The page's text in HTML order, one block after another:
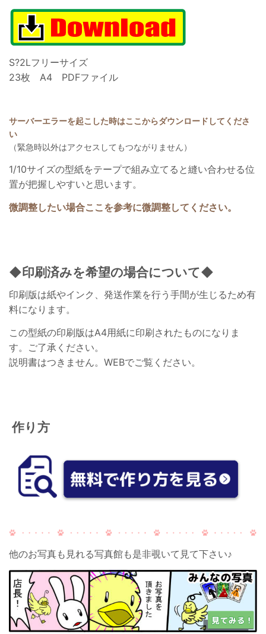
S?2Lフリーサイズ
23枚 A4 PDFファイル
サーバーエラーを起こした時はここからダウンロードしてくださ
い
（緊急時以外はアクセスしてもつながりません）
1/10サイズの型紙をテープで組み立てると縫い合わせる位
置が把握しやすいと思います。
微調整したい場合ここを参考に微調整してください。
◆印刷済みを希望の場合について◆
印刷版は紙やインク、発送作業を行う手間が生じるため有
料になります。
この型紙の印刷版はA4用紙に印刷されたものになりま
す。 ご了承ください。
説明書はつきません。WEBでご覧ください。
作り方
他のお写真も見れる写真館も是非覗いて見て下さい♪